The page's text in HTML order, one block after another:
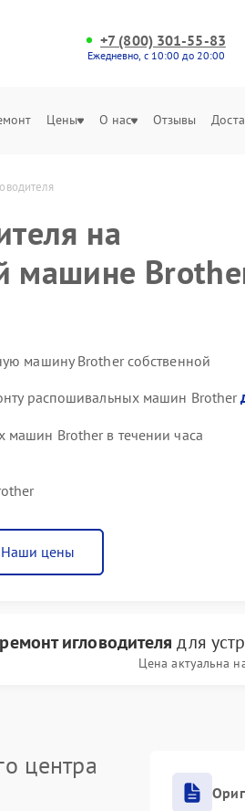
+7 (800) 301-55-83
Ежедневно, с 10:00 до 20:00
Цены О нас Отзывы
на
машине
машину Brother собственной
распошивальных машин Brother
Brother в течении часа
Наши цены
ремонт игловодителя для
Цена актуальна
центра